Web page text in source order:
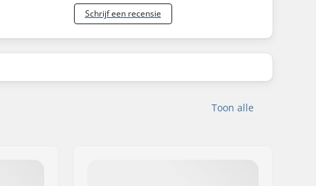
Schrijf een recensie
Toon alle